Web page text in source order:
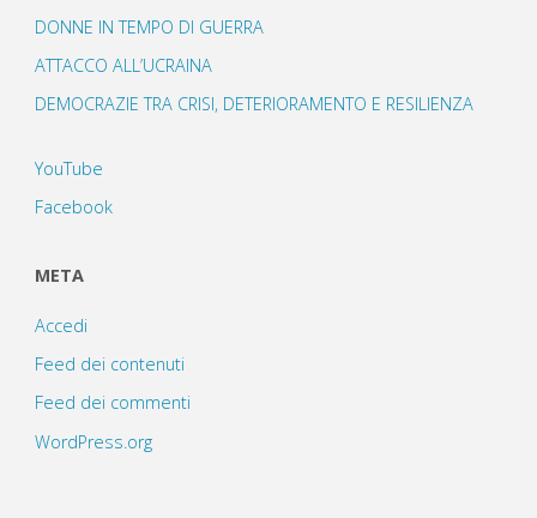
DONNE IN TEMPO DI GUERRA
ATTACCO ALL’UCRAINA
DEMOCRAZIE TRA CRISI, DETERIORAMENTO E RESILIENZA
YouTube
Facebook
META
Accedi
Feed dei contenuti
Feed dei commenti
WordPress.org